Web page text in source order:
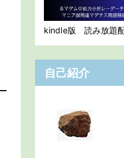
kindle版 読み放題
自己紹介